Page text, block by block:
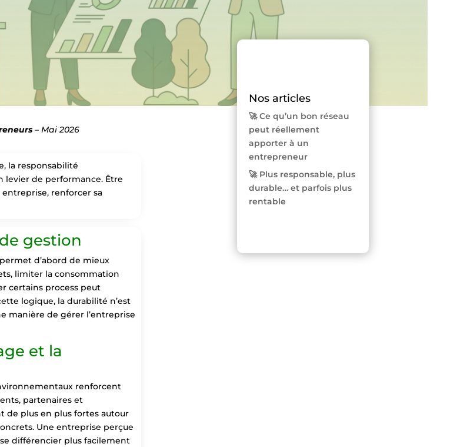
– Mai 2026
la responsabilité
levier de performance. Être
entreprise, renforcer sa
gestion
d’abord de mieux
limiter la consommation
certains process peut
logique, la durabilité n’est
manière de gérer l’entreprise
et la
renforcent
partenaires et
de plus en plus fortes autour
Une entreprise perçue
différencier plus facilement
Nos articles
🚀 Ce qu’un bon réseau
peut réellement
apporter à un
entrepreneur
🚀 Plus responsable, plus
durable… et parfois plus
rentable